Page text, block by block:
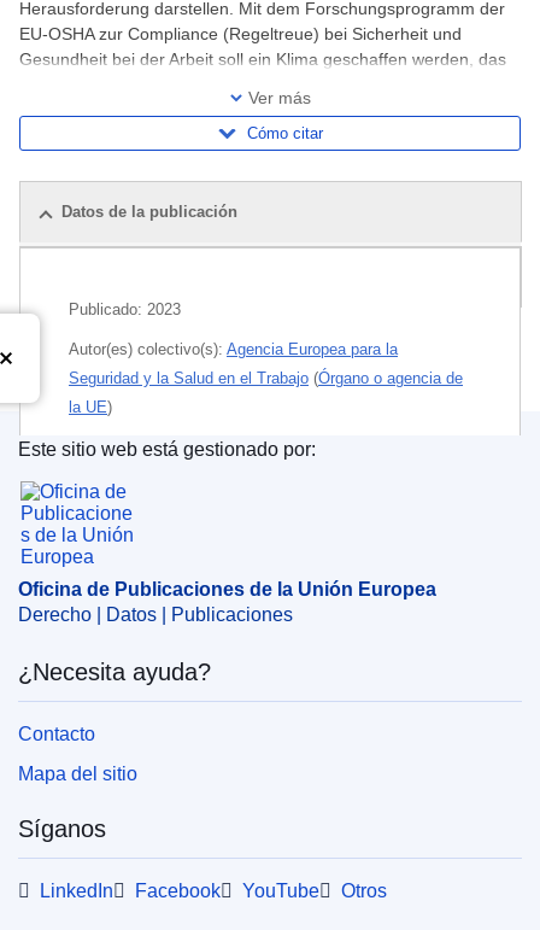
Herausforderung darstellen. Mit dem Forschungsprogramm der
EU-OSHA zur Compliance (Regeltreue) bei Sicherheit und
Gesundheit bei der Arbeit soll ein Klima geschaffen werden, das
Ver más
Cómo citar
Datos de la publicación
Publicado: 2023
Autor(es) colectivo(s): Agencia Europea para la
Seguridad y la Salud en el Trabajo (Órgano o agencia de
la UE)
Тemas:Salud y seguridad de los trabajadores
Tema:cultura organizativa
humanización del trabajo
nueva forma de empleo
programa de investigación,seguridad en el trabajo
PDF
Released on EU publications website:
su descarga en formato web (PDF) y en
Oficina de Publicaciones de la Unión Europea
Este sitio web está gestionado por:
Oficina de Publicaciones de la Unión Europea
Derecho | Datos | Publicaciones
¿Necesita ayuda?
Contacto
Mapa del sitio
Síganos
LinkedIn Facebook YouTube Otros